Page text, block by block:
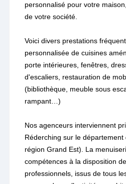
personnalisé pour votre
de votre société.
Voici divers prestations
personnalisée de cuisines
porte intérieures, fenêtres,
d'escaliers, restauration de
(bibliothèque, meuble sous
rampant…)
Nos agenceurs interviennent
Réderching sur le département
région Grand Est). La
compétences à la disposition
professionnels, issus de tous